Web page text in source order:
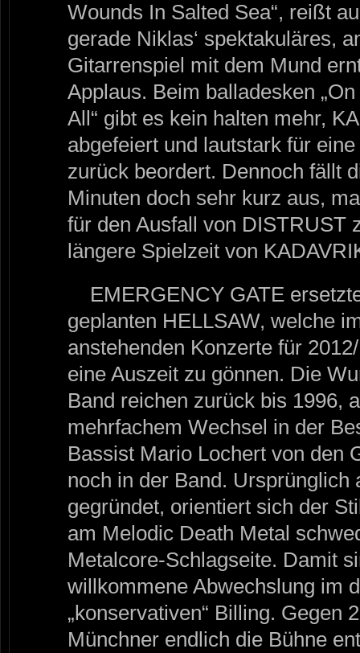
Wounds In Salted Sea“, reißt
gerade Niklas‘ spektakuläres,
Gitarrenspiel mit dem Mund
Applaus. Beim balladesken
All“ gibt es kein halten mehr,
abgefeiert und lautstark für
zurück beordert. Dennoch fällt
Minuten doch sehr kurz aus,
für den Ausfall von DISTRUST
längere Spielzeit von
EMERGENCY GATE
geplanten HELLSAW, welche
anstehenden Konzerte für
eine Auszeit zu gönnen. Die
Band reichen zurück bis 1996,
mehrfachem Wechsel in der
Bassist Mario Lochert von den
noch in der Band. Ursprünglich
gegründet, orientiert sich der
am Melodic Death Metal
Metalcore-Schlagseite. Damit
willkommene Abwechslung im
„konservativen“ Billing. Gegen
Münchner endlich die Bühne